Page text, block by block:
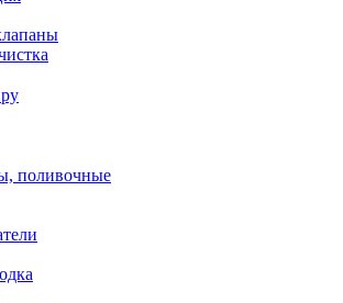
поливочные